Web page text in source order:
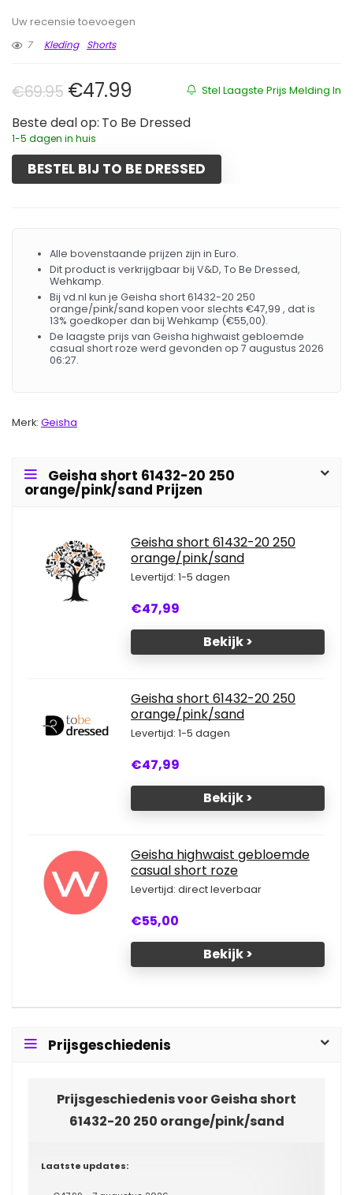
Uw recensie toevoegen
7
Kleding Shorts
Stel Laagste Prijs Melding In
€69.95 Oorspronkelijke prijs was:
€47.99 Huidige prijs is: €47.99.
Beste deal op: To Be Dressed
1-5 dagen in huis
BESTEL BIJ TO BE DRESSED
Alle bovenstaande prijzen zijn in Euro.
Dit product is verkrijgbaar bij V&D, To Be Dressed,
Wehkamp.
Bij vd.nl kun je Geisha short 61432-20 250
orange/pink/sand kopen voor slechts €47,99 , dat is
13% goedkoper dan bij Wehkamp (€55,00).
De laagste prijs van Geisha highwaist gebloemde
casual short roze werd gevonden op 7 augustus 2026
06:27.
Merk: Geisha
Geisha short 61432-20 250
orange/pink/sand Prijzen
Geisha short 61432-20 250
orange/pink/sand
Levertijd: 1-5 dagen
€47,99
Bekijk >
Geisha short 61432-20 250
orange/pink/sand
Levertijd: 1-5 dagen
€47,99
Bekijk >
Geisha highwaist gebloemde
casual short roze
Levertijd: direct leverbaar
€55,00
Bekijk >
Prijsgeschiedenis
Prijsgeschiedenis voor Geisha short
61432-20 250 orange/pink/sand
Laatste updates: